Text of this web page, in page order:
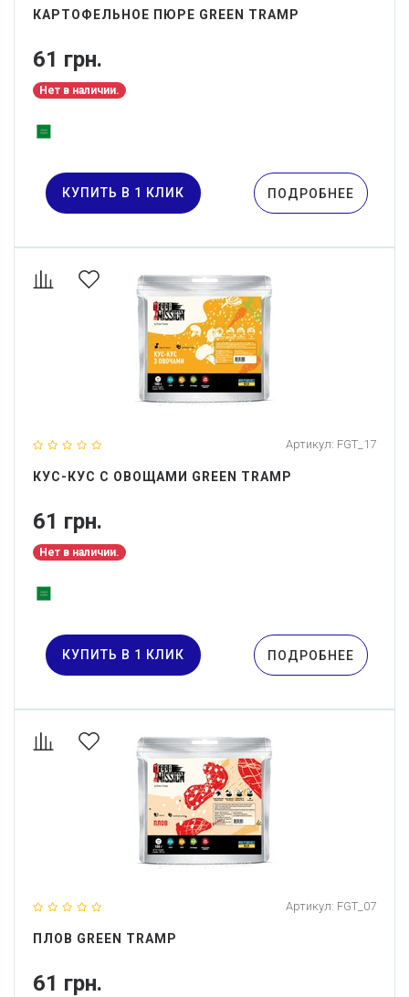
КАРТОФЕЛЬНОЕ ПЮРЕ GREEN TRAMP
61 грн.
Нет в наличии.
КУПИТЬ В 1 КЛИК ПОДРОБНЕЕ
Артикул: FGT_17
КУС-КУС С ОВОЩАМИ GREEN TRAMP
61 грн.
Нет в наличии.
КУПИТЬ В 1 КЛИК ПОДРОБНЕЕ
Артикул: FGT_07
ПЛОВ GREEN TRAMP
61 грн.